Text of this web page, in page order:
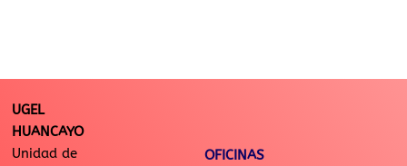
UGEL
HUANCAYO
Unidad de
OFICINAS